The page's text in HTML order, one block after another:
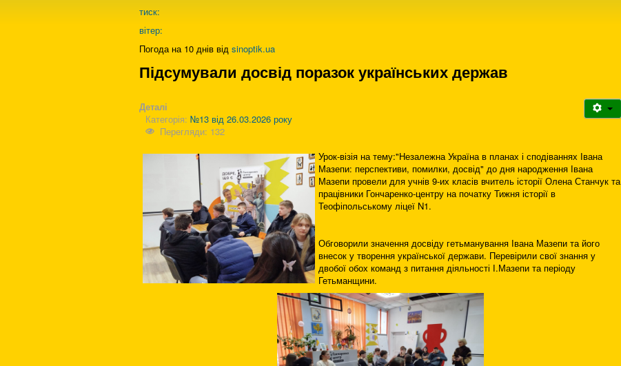
тиск:
вітер:
Погода на 10 днів від sinoptik.ua
Підсумували досвід поразок українських держав
Деталі
Категорія: №13 від 26.03.2026 року
Перегляди: 132
Урок-візія на тему:"Незалежна Україна в планах і сподіваннях Івана
Мазепи: перспективи, помилки, досвід" до дня народження Івана
Мазепи провели для учнів 9-их класів вчитель історії Олена Станчук та
працівники Гончаренко-центру на початку Тижня історії в
Теофіпольському ліцеї N1.
Обговорили значення досвіду гетьманування Івана Мазепи та його
внесок у творення української держави. Перевірили свої знання у
двобої обох команд з питання діяльності І.Мазепи та періоду
Гетьманщини.